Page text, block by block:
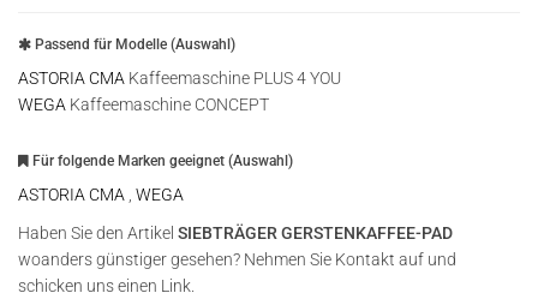
Passend für Modelle (Auswahl)
ASTORIA CMA Kaffeemaschine PLUS 4 YOU
WEGA Kaffeemaschine CONCEPT
Für folgende Marken geeignet (Auswahl)
ASTORIA CMA
WEGA
Haben Sie den Artikel SIEBTRÄGER GERSTENKAFFEE-PAD
woanders günstiger gesehen? Nehmen Sie Kontakt auf und
schicken uns einen Link.